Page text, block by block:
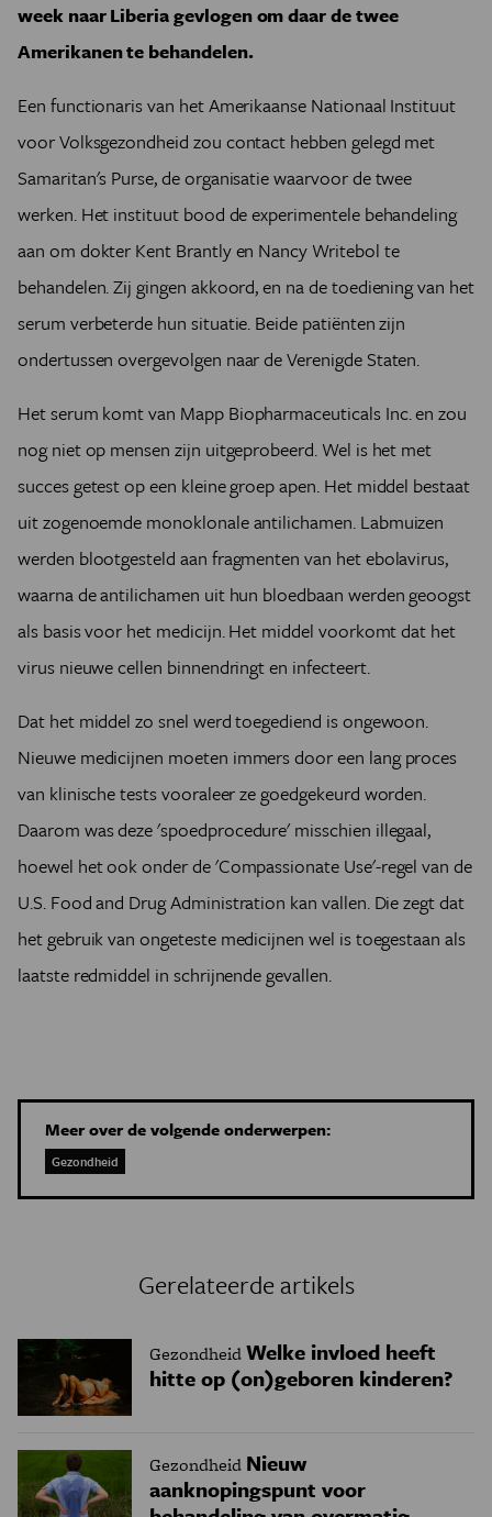
week naar Liberia gevlogen om daar de twee
Amerikanen te behandelen.
Een functionaris van het Amerikaanse Nationaal Instituut
voor Volksgezondheid zou contact hebben gelegd met
Samaritan's Purse, de organisatie waarvoor de twee
werken. Het instituut bood de experimentele behandeling
aan om dokter Kent Brantly en Nancy Writebol te
behandelen. Zij gingen akkoord, en na de toediening van het
serum verbeterde hun situatie. Beide patiënten zijn
ondertussen overgevolgen naar de Verenigde Staten.
Het serum komt van Mapp Biopharmaceuticals Inc. en zou
nog niet op mensen zijn uitgeprobeerd. Wel is het met
succes getest op een kleine groep apen. Het middel bestaat
uit zogenoemde monoklonale antilichamen. Labmuizen
werden blootgesteld aan fragmenten van het ebolavirus,
waarna de antilichamen uit hun bloedbaan werden geoogst
als basis voor het medicijn. Het middel voorkomt dat het
virus nieuwe cellen binnendringt en infecteert.
Dat het middel zo snel werd toegediend is ongewoon.
Nieuwe medicijnen moeten immers door een lang proces
van klinische tests vooraleer ze goedgekeurd worden.
Daarom was deze 'spoedprocedure' misschien illegaal,
hoewel het ook onder de 'Compassionate Use'-regel van de
U.S. Food and Drug Administration kan vallen. Die zegt dat
het gebruik van ongeteste medicijnen wel is toegestaan als
laatste redmiddel in schrijnende gevallen.
Meer over de volgende onderwerpen:
Gezondheid
Gerelateerde artikels
GezondheidWelke invloed heeft
hitte op (on)geboren kinderen?
Gezondheid Nieuw
aanknopingspunt voor